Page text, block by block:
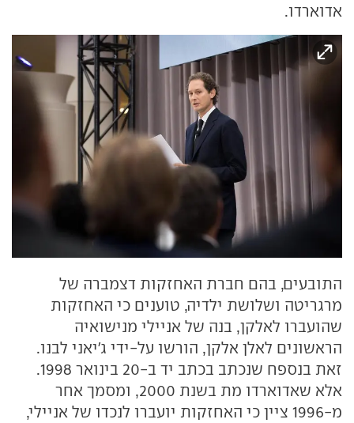
אדוארדו.
התובעים, בהם חברת האחזקות דצמברה של
מרגריטה ושלושת ילדיה, טוענים כי האחזקות
שהועברו לאלקן, בנה של אניילי מנישואיה
הראשונים לאלן אלקן, הורשו על-ידי ג'יאני לבנו.
זאת בנספח שנכתב בכתב יד ב-20 בינואר 1998.
אלא שאדוארדו מת בשנת 2000, ומסמך אחר
מ-1996 ציין כי האחזקות יועברו לנכדו של אניילי,